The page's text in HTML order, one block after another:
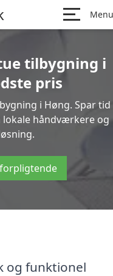
Menu
tilbygning i
pris
i Høng. Spar tid
lokale håndværkere og
og funktionel